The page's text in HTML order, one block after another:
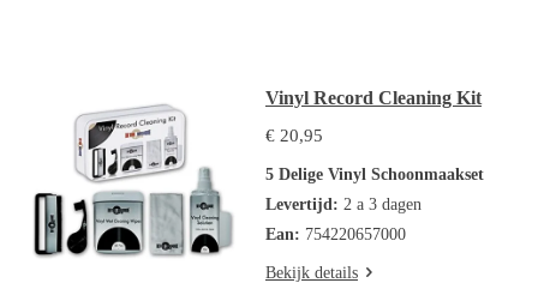
Vinyl Record Cleaning Kit
€ 20,95
5 Delige Vinyl Schoonmaakset
Levertijd: 2 a 3 dagen
Ean: 754220657000
Bekijk details